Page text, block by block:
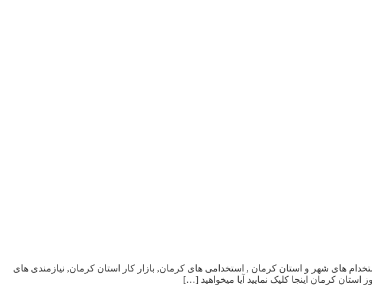
کرمان, استخدام های شهر و استان کرمان , استخدامی های کرمان, بازار کار استان کرمان, نیازمندی های
کرمان اینجا کلیک نمایید آیا میخواهید […]